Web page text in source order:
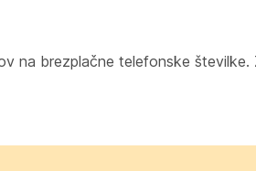
na brezplačne telefonske